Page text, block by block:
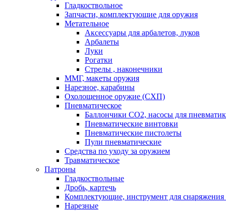
Гладкоствольное
Запчасти, комплектующие для оружия
Метательное
Аксессуары для арбалетов, луков
Арбалеты
Луки
Рогатки
Стрелы , наконечники
ММГ, макеты оружия
Нарезное, карабины
Охолощенное оружие (СХП)
Пневматическое
Баллончики СО2, насосы для
Пневматические винтовки
Пневматические пистолеты
Пули пневматические
Средства по уходу за оружием
Травматическое
Патроны
Гладкоствольные
Дробь, картечь
Комплектующие, инструмент для снаряжения
Нарезные